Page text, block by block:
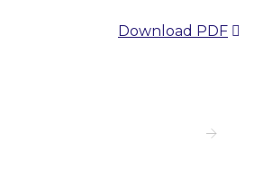
Download PDF